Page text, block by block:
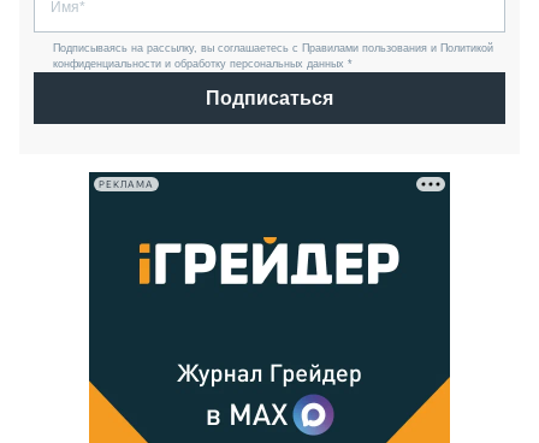
Подписываясь на рассылку, вы соглашаетесь с Правилами пользования и Политикой
конфиденциальности и обработку персональных данных *
Подписаться
РЕКЛАМА